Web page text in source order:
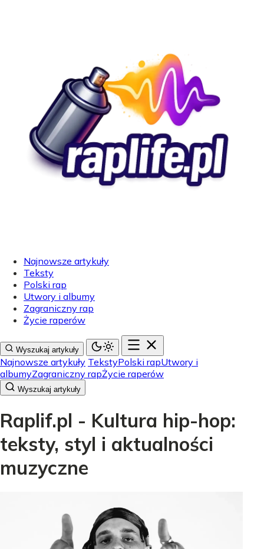
Najnowsze artykuły
Teksty
Polski rap
Utwory i albumy
Zagraniczny rap
Życie raperów
Wyszukaj artykuły
Najnowsze artykuły TekstyPolski rapUtwory i
albumyZagraniczny rapŻycie raperów
Wyszukaj artykuły
Raplif.pl - Kultura hip-hop:
teksty, styl i aktualności
muzyczne